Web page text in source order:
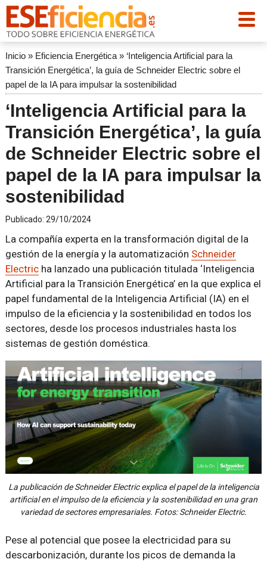
Inicio» Eficiencia Energética» ‘Inteligencia Artificial para la
Transición Energética’, la guía de Schneider Electric sobre el
papel de la IA para impulsar la sostenibilidad
‘Inteligencia Artificial para la
Transición Energética’, la guía
de Schneider Electric sobre el
papel de la IA para impulsar la
sostenibilidad
Publicado: 29/10/2024
La compañía experta en la transformación digital de la
gestión de la energía y la automatización Schneider
Electricha lanzado una publicación titulada ‘Inteligencia
Artificial para la Transición Energética’ en la que explica el
papel fundamental de la Inteligencia Artificial (IA) en el
impulso de la eficiencia y la sostenibilidad en todos los
sectores, desde los procesos industriales hasta los
sistemas de gestión doméstica.
La publicación de Schneider Electric explica el papel de la inteligencia
artificial en el impulso de la eficiencia y la sostenibilidad en una gran
variedad de sectores empresariales. Fotos: Schneider Electric.
Pese al potencial que posee la electricidad para su
descarbonización, durante los picos de demanda la